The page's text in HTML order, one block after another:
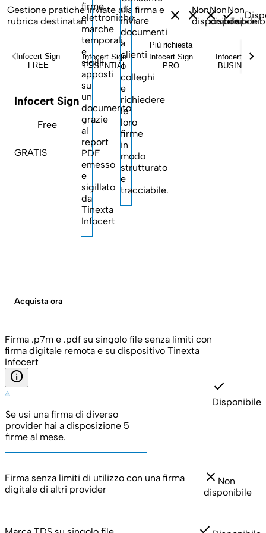
firme
elettroniche,
marche
temporali
e
sigilli
apposti
su
un
documento
grazie
al
report
PDF
emesso
e
sigillato
da
Tinexta
Infocert
di
inviare
documenti
a
clienti
o
colleghi
e
richiedere
le
loro
firme
in
modo
strutturato
e
tracciabile.
Gestione pratiche inviate alla firma e
rubrica destinatari
close
Non
disponibile
close
Non
disponibile
close
Non
check
chevron_leftInfocert Sign
FREE
Infocert Sign
ESSENTIAL
Più richiesta
Infocert Sign
PRO
Infocert Sign
BUSINESS
chevron_right
Infocert Sign
Free
GRATIS
Acquista ora
Firma .p7m e .pdf su singolo file senza limiti con
firma digitale remota e su dispositivo Tinexta
Infocert
info
Se usi una firma di diverso
provider hai a disposizione 5
firme al mese.
check
Disponibile
Firma senza limiti di utilizzo con una firma
digitale di altri provider
close Non
disponibile